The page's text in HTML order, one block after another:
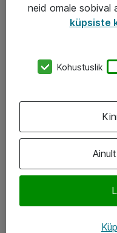
+372 659 3591
Järvevana tee 7b,
Facebook
neid omale sobival
küpsiste
Kohustuslik